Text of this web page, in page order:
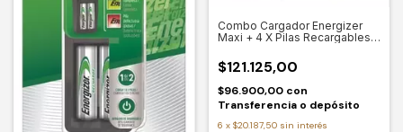
Combo Cargador Energizer
Maxi + 4 X Pilas Recargables
$121.125,00
$96.900,00 con
Transferencia o depósito
6 x $20.187,50 sin interés